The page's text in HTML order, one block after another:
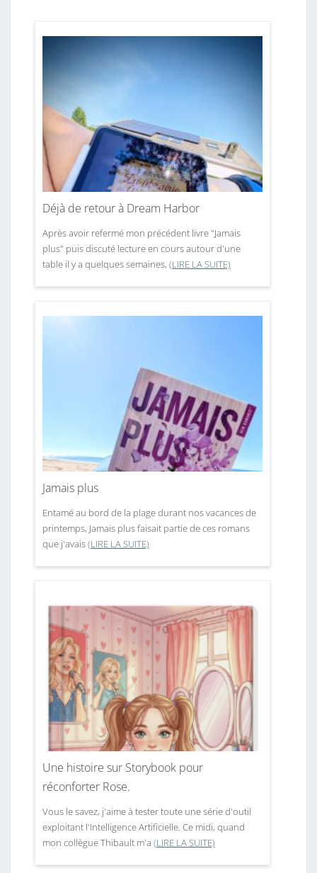
Déjà de retour à Dream Harbor
Après avoir refermé mon précédent livre "Jamais
plus" puis discuté lecture en cours autour d'une
table il y a quelques semaines, (LIRE LA SUITE)
Jamais plus
Entamé au bord de la plage durant nos vacances de
printemps, Jamais plus faisait partie de ces romans
que j'avais(LIRE LA SUITE)
Une histoire sur Storybook pour
réconforter Rose.
Vous le savez, j'aime à tester toute une série d'outil
exploitant l'Intelligence Artificielle. Ce midi, quand
mon collègue Thibault m'a (LIRE LA SUITE)